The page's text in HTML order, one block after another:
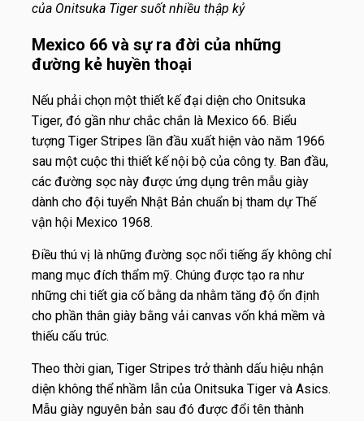
của Onitsuka Tiger suốt nhiều thập kỷ
Mexico 66 và sự ra đời của những
đường kẻ huyền thoại
Nếu phải chọn một thiết kế đại diện cho Onitsuka
Tiger, đó gần như chắc chắn là Mexico 66. Biểu
tượng Tiger Stripes lần đầu xuất hiện vào năm 1966
sau một cuộc thi thiết kế nội bộ của công ty. Ban đầu,
các đường sọc này được ứng dụng trên mẫu giày
dành cho đội tuyển Nhật Bản chuẩn bị tham dự Thế
vận hội Mexico 1968.
Điều thú vị là những đường sọc nổi tiếng ấy không chỉ
mang mục đích thẩm mỹ. Chúng được tạo ra như
những chi tiết gia cố bằng da nhằm tăng độ ổn định
cho phần thân giày bằng vải canvas vốn khá mềm và
thiếu cấu trúc.
Theo thời gian, Tiger Stripes trở thành dấu hiệu nhận
diện không thể nhầm lẫn của Onitsuka Tiger và Asics.
Mẫu giày nguyên bản sau đó được đổi tên thành